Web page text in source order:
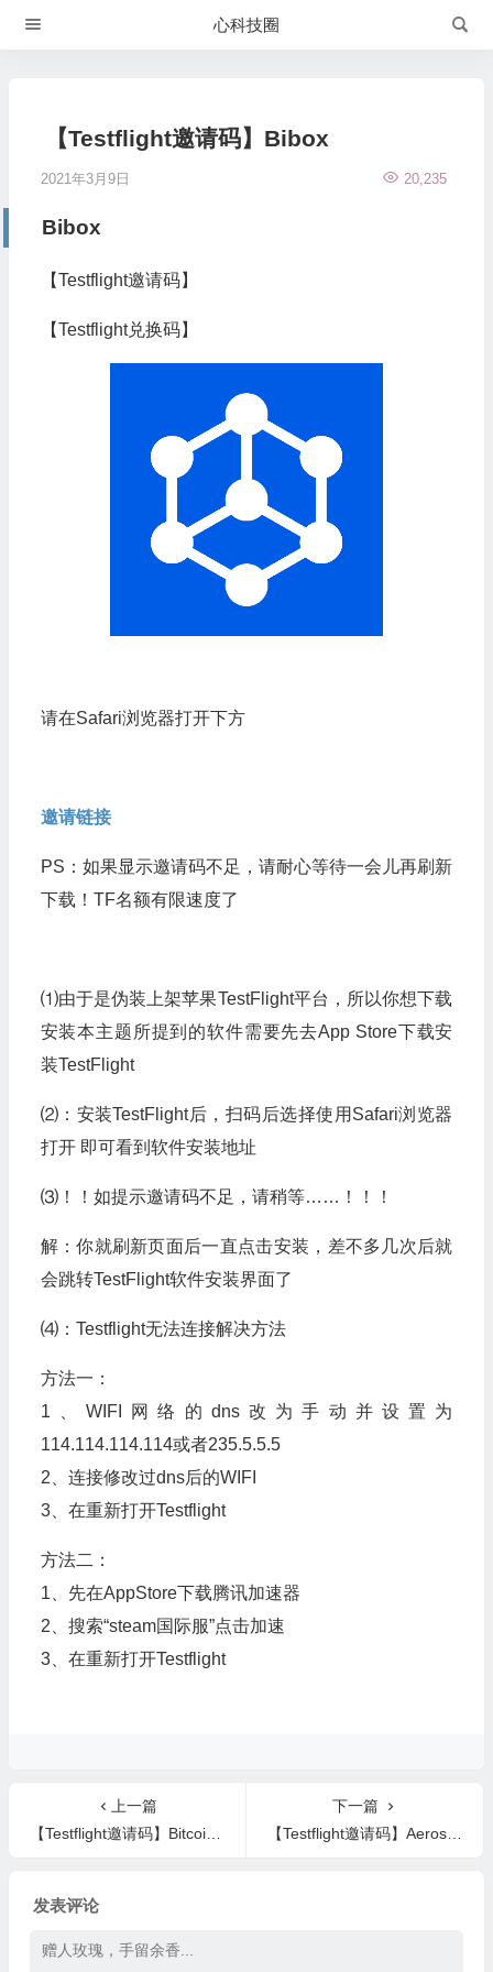
心科技圈
【Testflight邀请码】Bibox
2021年3月9日 20,235
Bibox
【Testflight邀请码】
【Testflight兑换码】
请在Safari浏览器打开下方
邀请链接
PS：如果显示邀请码不足，请耐心等待一会儿再刷新
下载！TF名额有限速度了
⑴由于是伪装上架苹果TestFlight平台，所以你想下载
安装本主题所提到的软件需要先去App Store下载安
装TestFlight
⑵：安装TestFlight后，扫码后选择使用Safari浏览器
打开 即可看到软件安装地址
⑶！！如提示邀请码不足，请稍等……！！！
解：你就刷新页面后一直点击安装，差不多几次后就
会跳转TestFlight软件安装界面了
⑷：Testflight无法连接解决方法
方法一：
1、WIFI网络的dns改为手动并设置为
114.114.114.114或者235.5.5.5
2、连接修改过dns后的WIFI
3、在重新打开Testflight
方法二：
1、先在AppStore下载腾讯加速器
2、搜索“steam国际服”点击加速
3、在重新打开Testflight
上一篇
【Testflight邀请码】Bitcoin Bounce
下一篇
【Testflight邀请码】Aerosketch
发表评论